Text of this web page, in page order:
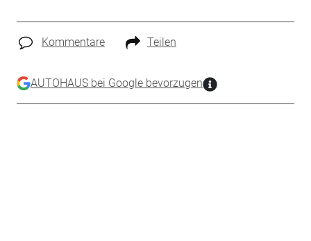
Kommentare Teilen
AUTOHAUS bei Google bevorzugen